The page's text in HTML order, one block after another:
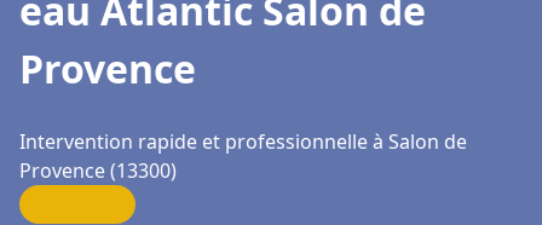
Provence
Intervention rapide et professionnelle à Salon de
Provence (13300)